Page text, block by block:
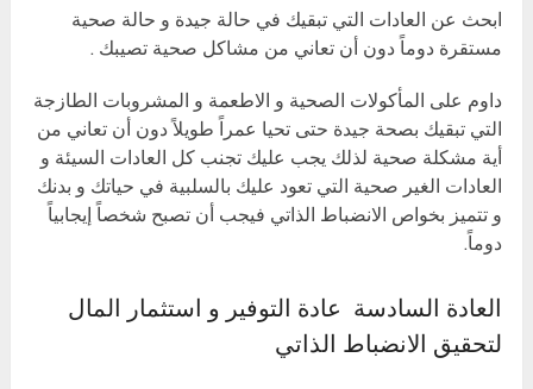
ابحث عن العادات التي تبقيك في حالة جيدة و حالة صحية
مستقرة دوماً دون أن تعاني من مشاكل صحية تصيبك .
داوم على المأكولات الصحية و الاطعمة و المشروبات الطازجة
التي تبقيك بصحة جيدة حتى تحيا عمراً طويلاً دون أن تعاني من
أية مشكلة صحية لذلك يجب عليك تجنب كل العادات السيئة و
العادات الغير صحية التي تعود عليك بالسلبية في حياتك و بدنك
و تتميز بخواص الانضباط الذاتي فيجب أن تصبح شخصاً إيجابياً
دوماً.
العادة السادسة عادة التوفير و استثمار المال
لتحقيق الانضباط الذاتي